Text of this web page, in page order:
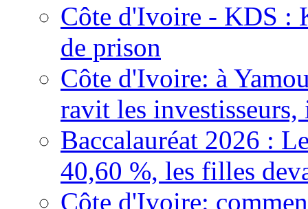
Côte d'Ivoire - KDS :
de prison
Côte d'Ivoire: à
ravit les
Baccalauréat 2026 :
40,60 %, les filles
Côte d'Ivoire: